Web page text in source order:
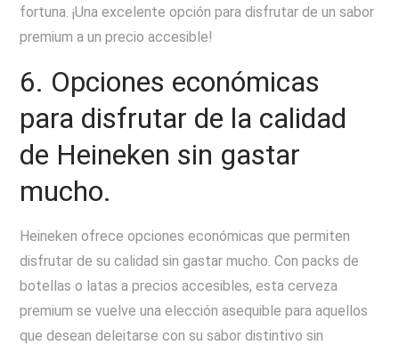
fortuna. ¡Una excelente opción para disfrutar de un sabor
premium a un precio accesible!
6. Opciones económicas
para disfrutar de la calidad
de Heineken sin gastar
mucho.
Heineken ofrece opciones económicas que permiten
disfrutar de su calidad sin gastar mucho. Con packs de
botellas o latas a precios accesibles, esta cerveza
premium se vuelve una elección asequible para aquellos
que desean deleitarse con su sabor distintivo sin